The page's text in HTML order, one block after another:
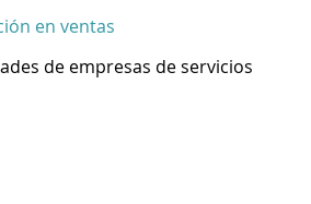
en ventas
de empresas de servicios